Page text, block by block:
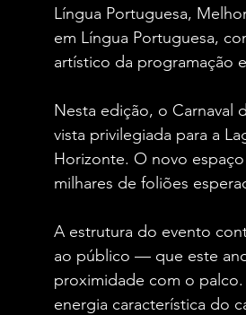
Língua Portuguesa,
em Língua Portuguesa,
artístico da programação
Nesta edição, o Carnaval
vista privilegiada para a
Horizonte. O novo
milhares de foliões
A estrutura do evento
ao público — que este
proximidade com o
energia característica do